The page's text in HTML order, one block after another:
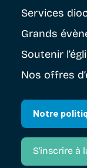
Services
Grands
Soutenir
Nos offres
Notre
S'inscrire à